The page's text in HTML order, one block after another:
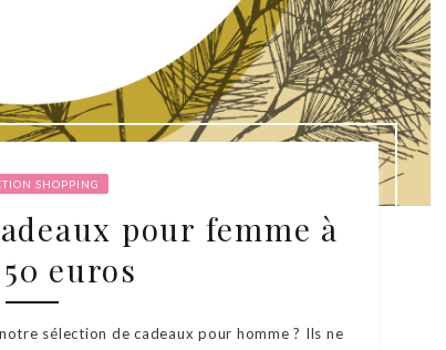
SHOPPING
pour femme à
euros
sélection de cadeaux pour homme ? Ils ne